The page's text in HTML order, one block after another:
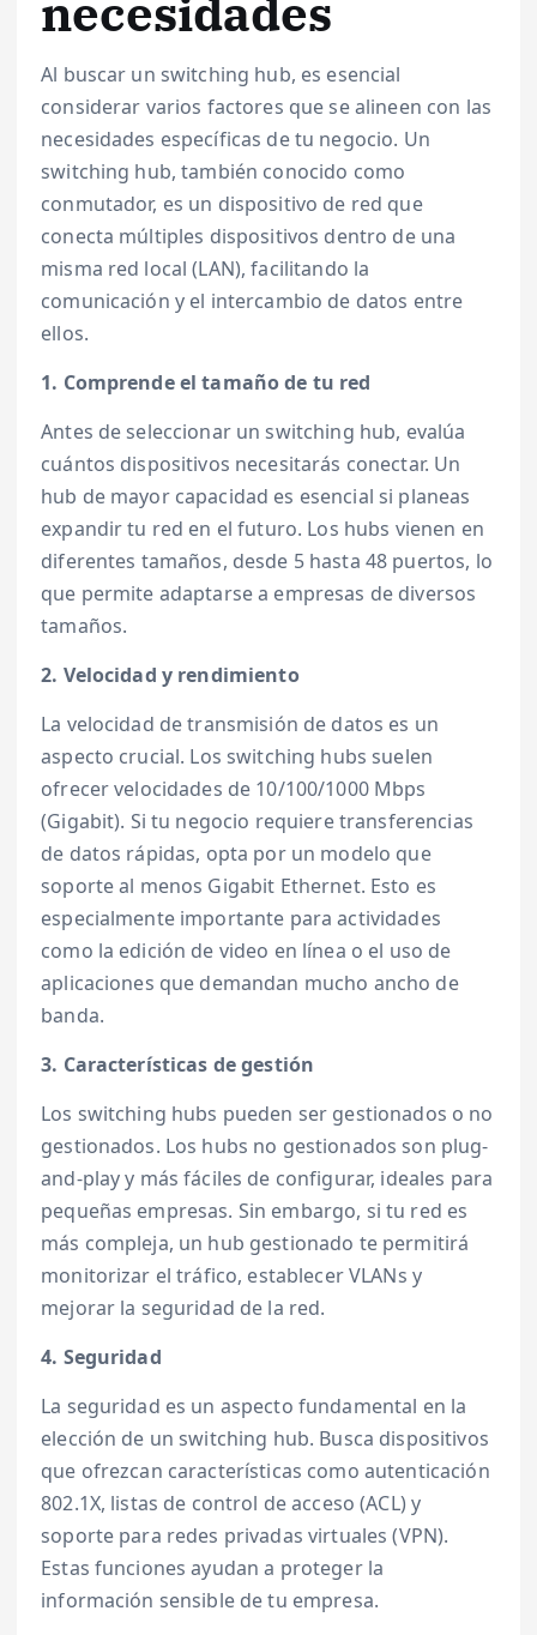
necesidades
Al buscar un switching hub, es esencial
considerar varios factores que se alineen con las
necesidades específicas de tu negocio. Un
switching hub, también conocido como
conmutador, es un dispositivo de red que
conecta múltiples dispositivos dentro de una
misma red local (LAN), facilitando la
comunicación y el intercambio de datos entre
ellos.
1. Comprende el tamaño de tu red
Antes de seleccionar un switching hub, evalúa
cuántos dispositivos necesitarás conectar. Un
hub de mayor capacidad es esencial si planeas
expandir tu red en el futuro. Los hubs vienen en
diferentes tamaños, desde 5 hasta 48 puertos, lo
que permite adaptarse a empresas de diversos
tamaños.
2. Velocidad y rendimiento
La velocidad de transmisión de datos es un
aspecto crucial. Los switching hubs suelen
ofrecer velocidades de 10/100/1000 Mbps
(Gigabit). Si tu negocio requiere transferencias
de datos rápidas, opta por un modelo que
soporte al menos Gigabit Ethernet. Esto es
especialmente importante para actividades
como la edición de video en línea o el uso de
aplicaciones que demandan mucho ancho de
banda.
3. Características de gestión
Los switching hubs pueden ser gestionados o no
gestionados. Los hubs no gestionados son plug-
and-play y más fáciles de configurar, ideales para
pequeñas empresas. Sin embargo, si tu red es
más compleja, un hub gestionado te permitirá
monitorizar el tráfico, establecer VLANs y
mejorar la seguridad de la red.
4. Seguridad
La seguridad es un aspecto fundamental en la
elección de un switching hub. Busca dispositivos
que ofrezcan características como autenticación
802.1X, listas de control de acceso (ACL) y
soporte para redes privadas virtuales (VPN).
Estas funciones ayudan a proteger la
información sensible de tu empresa.